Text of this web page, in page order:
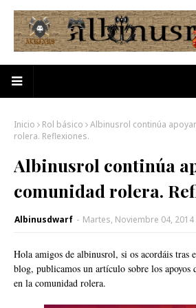
Inicio Rol básico
Albinusrol continúa
rolera. Reflexiones.
Albinusrol continúa
comunidad rolera.
Albinusdwarf - Martes, Noviembre 04, 2014
Hola amigos de albinusrol, si os acordáis tras
blog, publicamos un artículo sobre los apoyos
en la comunidad rolera.